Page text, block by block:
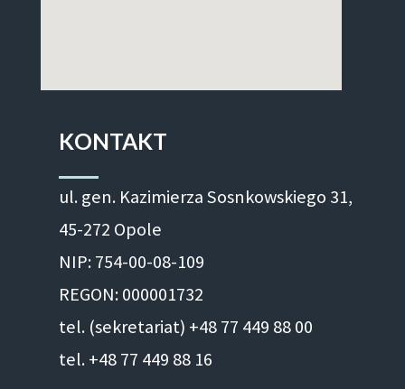
KONTAKT
ul. gen. Kazimierza Sosnkowskiego 31,
45-272 Opole
NIP: 754-00-08-109
REGON: 000001732
tel. (sekretariat) +48 77 449 88 00
tel. +48 77 449 88 16